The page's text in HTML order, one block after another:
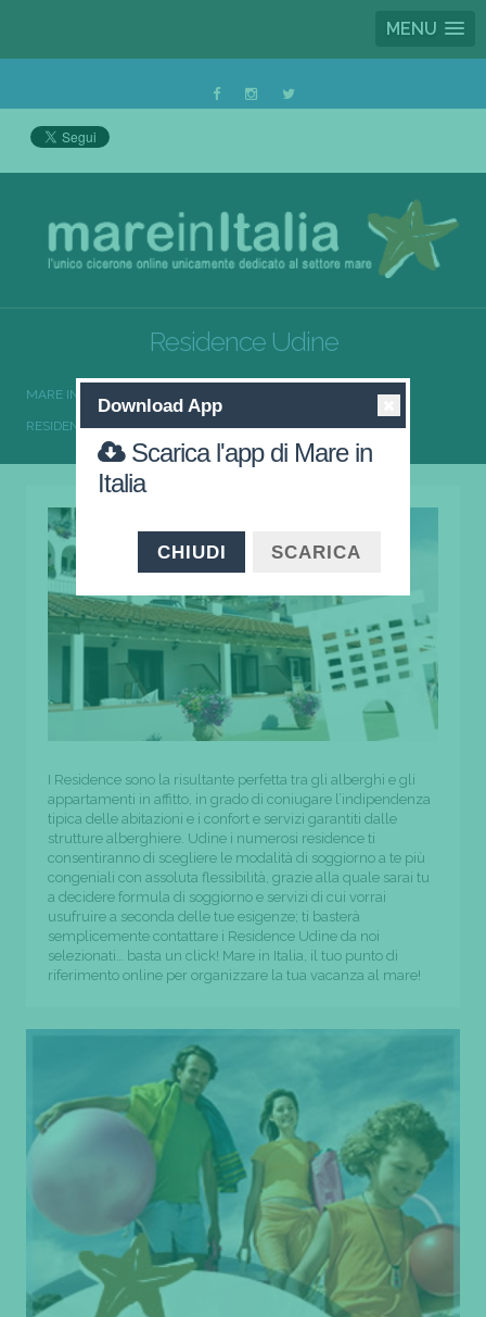
MENU
Residence Udine
MARE IN ITALIA
RESIDENCE FRIULI-VENEZIA GIULIA RESIDENCE UDINE
I Residence sono la risultante perfetta tra gli alberghi e gli
appartamenti in affitto, in grado di coniugare l’indipendenza
tipica delle abitazioni e i confort e servizi garantiti dalle
strutture alberghiere. Udine i numerosi residence ti
consentiranno di scegliere le modalità di soggiorno a te più
congeniali con assoluta flessibilità, grazie alla quale sarai tu
a decidere formula di soggiorno e servizi di cui vorrai
usufruire a seconda delle tue esigenze; ti basterà
semplicemente contattare i Residence Udine da noi
selezionati… basta un click! Mare in Italia, il tuo punto di
riferimento online per organizzare la tua vacanza al mare!
Download App
Scarica l'app di Mare in
Italia
CHIUDI SCARICA